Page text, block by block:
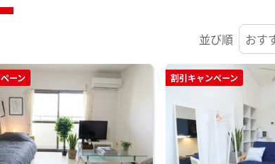
並び順
ーン 割引キャンペーン